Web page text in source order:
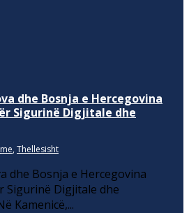
dhe Bosnja e Hercegovina
Sigurinë Digjitale dhe
, Thellesisht
dhe Bosnja e Hercegovina
Sigurinë Digjitale dhe
Kamenicë,...